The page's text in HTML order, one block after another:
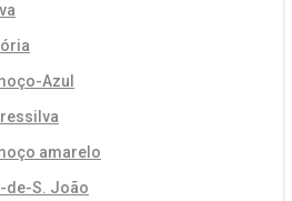
Azul
amarelo
de-S. João